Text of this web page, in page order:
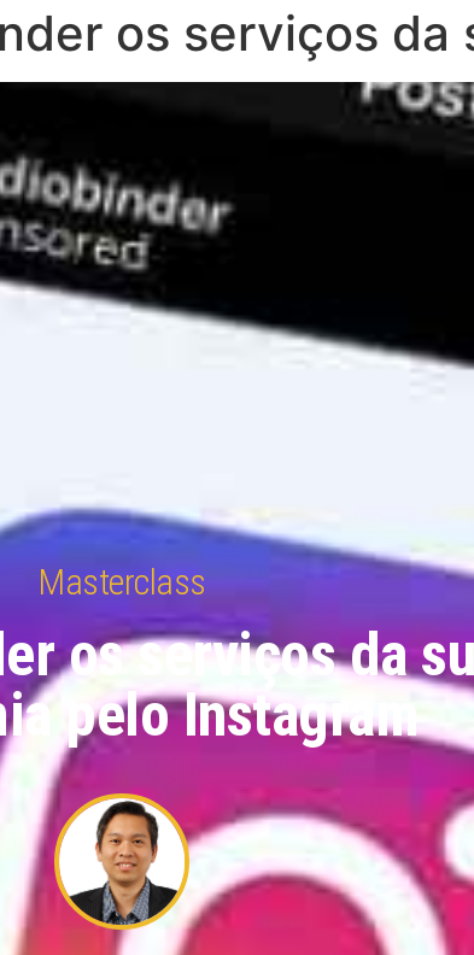
os serviços
Masterclass
os serviços da
pelo Instagram